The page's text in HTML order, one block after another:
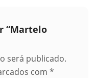
“Martelo
será publicado.
com *